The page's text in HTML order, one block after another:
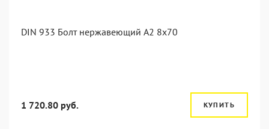
DIN 933 Болт нержавеющий А2 8х70
1 720.80 руб. КУПИТЬ